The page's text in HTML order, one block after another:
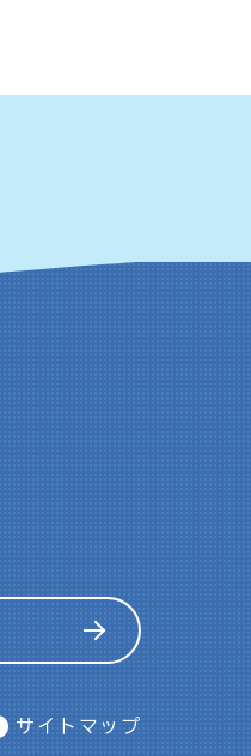
サイトマップ